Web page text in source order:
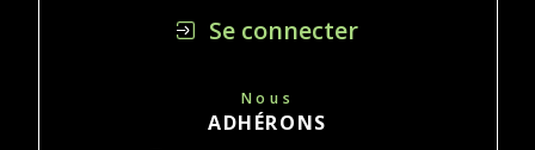
Se connecter
Nous
ADHÉRONS